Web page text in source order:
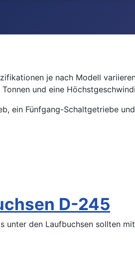
je nach Modell
und eine
ein Fünfgang-Schaltgetriebe
D-245
unter den Laufbuchsen sollten